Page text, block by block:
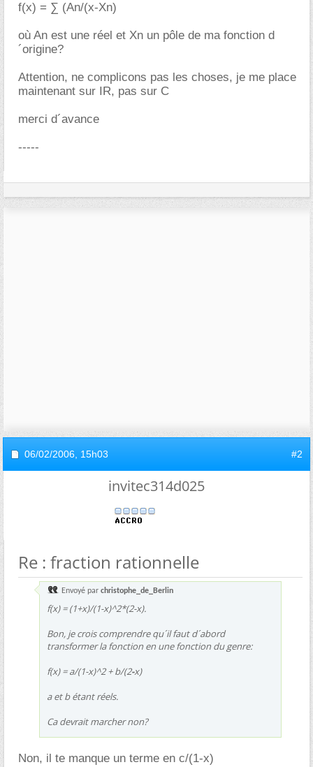
f(x) = ∑ (An/(x-Xn)
où An est une réel et Xn un pôle de ma fonction d
´origine?
Attention, ne complicons pas les choses, je me place
maintenant sur IR, pas sur C
merci d´avance
-----
06/02/2006, 15h03 #2
invitec314d025
Re : fraction rationnelle
Envoyé par christophe_de_Berlin
f(x) = (1+x)/(1-x)^2*(2-x).
Bon, je crois comprendre qu´il faut d´abord
transformer la fonction en une fonction du genre:
f(x) = a/(1-x)^2 + b/(2-x)
a et b étant réels.
Ca devrait marcher non?
Non, il te manque un terme en c/(1-x)